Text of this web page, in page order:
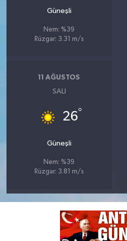
Güneşli
Nem: %39
Rüzgar: 3.31 m/s
11 AĞUSTOS
SALI
26°
Güneşli
Nem: %39
Rüzgar: 3.81 m/s